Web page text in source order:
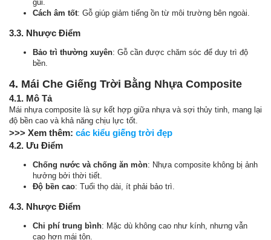
gũi.
Cách âm tốt: Gỗ giúp giảm tiếng ồn từ môi trường bên ngoài.
3.3. Nhược Điểm
Bảo trì thường xuyên: Gỗ cần được chăm sóc để duy trì độ
bền.
4. Mái Che Giếng Trời Bằng Nhựa Composite
4.1. Mô Tả
Mái nhựa composite là sự kết hợp giữa nhựa và sợi thủy tinh, mang lại
độ bền cao và khả năng chịu lực tốt.
>>> Xem thêm: các kiểu giếng trời đẹp
4.2. Ưu Điểm
Chống nước và chống ăn mòn: Nhựa composite không bị ảnh
hưởng bởi thời tiết.
Độ bền cao: Tuổi thọ dài, ít phải bảo trì.
4.3. Nhược Điểm
Chi phí trung bình: Mặc dù không cao như kính, nhưng vẫn
cao hơn mái tôn.